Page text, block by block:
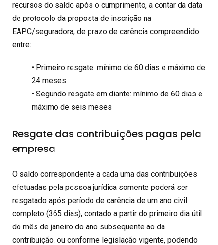
recursos do saldo após o cumprimento, a contar da data
de protocolo da proposta de inscrição na
EAPC/seguradora, de prazo de carência compreendido
entre:
• Primeiro resgate: mínimo de 60 dias e máximo de
24 meses
• Segundo resgate em diante: mínimo de 60 dias e
máximo de seis meses
Resgate das contribuições pagas pela
empresa
O saldo correspondente a cada uma das contribuições
efetuadas pela pessoa jurídica somente poderá ser
resgatado após período de carência de um ano civil
completo (365 dias), contado a partir do primeiro dia útil
do mês de janeiro do ano subsequente ao da
contribuição, ou conforme legislação vigente, podendo